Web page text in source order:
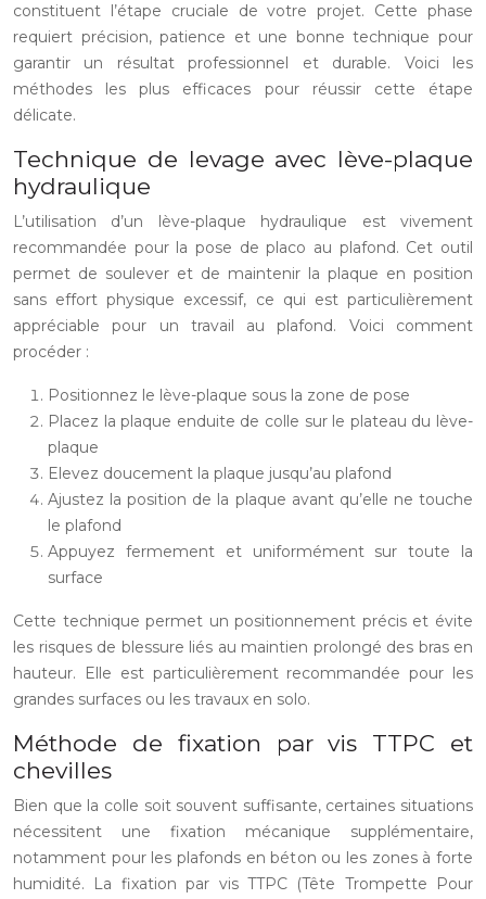
constituent l’étape cruciale de votre projet. Cette phase
requiert précision, patience et une bonne technique pour
garantir un résultat professionnel et durable. Voici les
méthodes les plus efficaces pour réussir cette étape
délicate.
Technique de levage avec lève-plaque
hydraulique
L’utilisation d’un lève-plaque hydraulique est vivement
recommandée pour la pose de placo au plafond. Cet outil
permet de soulever et de maintenir la plaque en position
sans effort physique excessif, ce qui est particulièrement
appréciable pour un travail au plafond. Voici comment
procéder :
Positionnez le lève-plaque sous la zone de pose
Placez la plaque enduite de colle sur le plateau du lève-
plaque
Elevez doucement la plaque jusqu’au plafond
Ajustez la position de la plaque avant qu’elle ne touche
le plafond
Appuyez fermement et uniformément sur toute la
surface
Cette technique permet un positionnement précis et évite
les risques de blessure liés au maintien prolongé des bras en
hauteur. Elle est particulièrement recommandée pour les
grandes surfaces ou les travaux en solo.
Méthode de fixation par vis TTPC et
chevilles
Bien que la colle soit souvent suffisante, certaines situations
nécessitent une fixation mécanique supplémentaire,
notamment pour les plafonds en béton ou les zones à forte
humidité. La fixation par vis TTPC (Tête Trompette Pour